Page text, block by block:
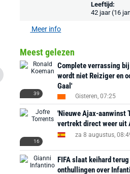
MediaMarkt
EA Sports FC 26 -
PlayStation 5
€ 29,99
Bekijk deal
Adidas
F50
€
Bekijk
Leeftijd:
42 jaar (16
Meer info
Meest gelezen
39
Complete verrassing
wordt niet Reiziger en
Gaal'
Gisteren, 07:25
16
'Nieuwe Ajax-aanwinst
vertrekt direct weer uit
za 8 augustus,
FIFA slaat keihard
onthullingen over